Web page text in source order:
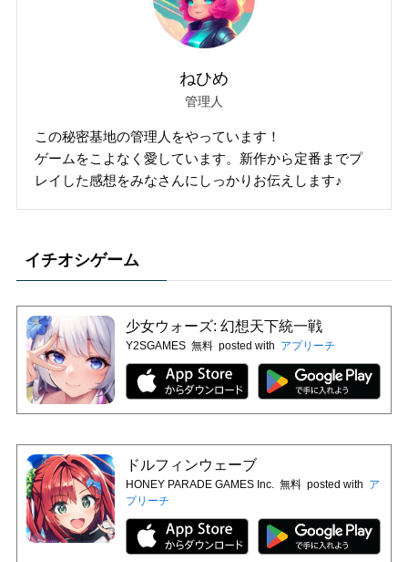
ねひめ
管理人
この秘密基地の管理人をやっています！
ゲームをこよなく愛しています。新作から定番までプ
レイした感想をみなさんにしっかりお伝えします♪
イチオシゲーム
少女ウォーズ: 幻想天下統一戦
Y2SGAMES 無料 posted with アプリーチ
ドルフィンウェーブ
HONEY PARADE GAMES Inc. 無料 posted with ア
プリーチ